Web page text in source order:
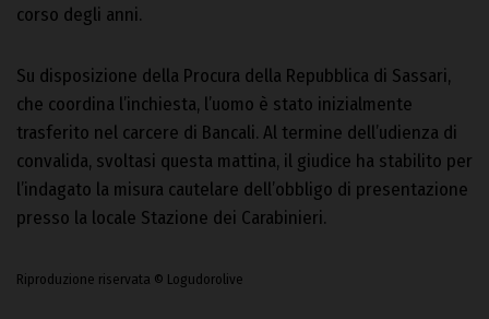
corso degli anni.
Su disposizione della Procura della Repubblica di Sassari,
che coordina l’inchiesta, l’uomo è stato inizialmente
trasferito nel carcere di Bancali. Al termine dell’udienza di
convalida, svoltasi questa mattina, il giudice ha stabilito per
l’indagato la misura cautelare dell’obbligo di presentazione
presso la locale Stazione dei Carabinieri.
Riproduzione riservata © Logudorolive